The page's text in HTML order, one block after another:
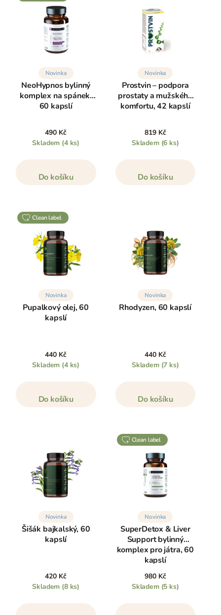
Novinka
NeoHypnos bylinný
komplex na spánek,
60 kapslí
490 Kč
Skladem (4 ks)
Do košíku
Novinka
Prostvin – podpora
prostaty a mužského
komfortu, 42 kapslí
819 Kč
Skladem (6 ks)
Do košíku
clean label
Novinka
Pupalkový olej, 60
kapslí
440 Kč
Skladem (4 ks)
Do košíku
Novinka
Rhodyzen, 60 kapslí
440 Kč
Skladem (7 ks)
Do košíku
Novinka
Šišák bajkalský, 60
kapslí
420 Kč
Skladem (8 ks)
clean label
Novinka
SuperDetox & Liver
Support bylinný
komplex pro játra, 60
kapslí
980 Kč
Skladem (5 ks)